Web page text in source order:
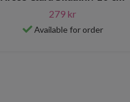
279 kr
Available for order